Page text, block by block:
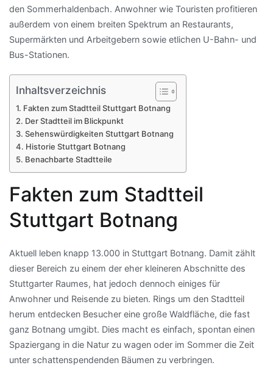
den Sommerhaldenbach. Anwohner wie Touristen profitieren
außerdem von einem breiten Spektrum an Restaurants,
Supermärkten und Arbeitgebern sowie etlichen U-Bahn- und
Bus-Stationen.
Inhaltsverzeichnis
Fakten zum Stadtteil Stuttgart Botnang
Der Stadtteil im Blickpunkt
Sehenswürdigkeiten Stuttgart Botnang
Historie Stuttgart Botnang
Benachbarte Stadtteile
Fakten zum Stadtteil
Stuttgart Botnang
Aktuell leben knapp 13.000 in Stuttgart Botnang. Damit zählt
dieser Bereich zu einem der eher kleineren Abschnitte des
Stuttgarter Raumes, hat jedoch dennoch einiges für
Anwohner und Reisende zu bieten. Rings um den Stadtteil
herum entdecken Besucher eine große Waldfläche, die fast
ganz Botnang umgibt. Dies macht es einfach, spontan einen
Spaziergang in die Natur zu wagen oder im Sommer die Zeit
unter schattenspendenden Bäumen zu verbringen.